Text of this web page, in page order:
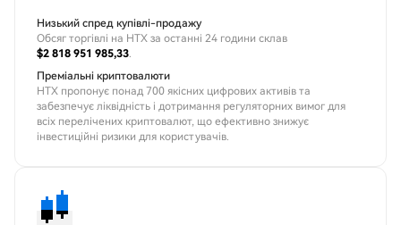
Низький спред купівлі-продажу
Обсяг торгівлі на HTX за останні 24 години склав
$2 818 951 985,33.
Преміальні криптовалюти
HTX пропонує понад 700 якісних цифрових активів та
забезпечує ліквідність і дотримання регуляторних вимог для
всіх перелічених криптовалют, що ефективно знижує
інвестиційні ризики для користувачів.